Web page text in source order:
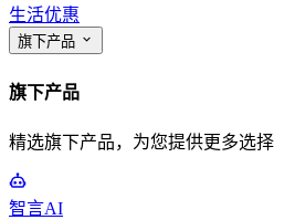
生活优惠
旗下产品
旗下产品
精选旗下产品，为您提供更多选择
智言AI